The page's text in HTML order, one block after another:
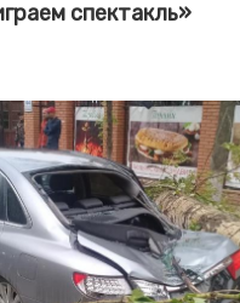
спектакль»